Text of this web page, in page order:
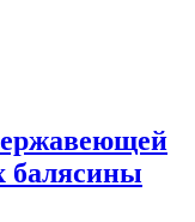
балясины